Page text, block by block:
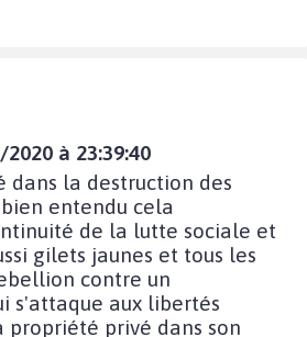
à 23:39:40
dans la destruction des
entendu cela
de la lutte sociale et
gilets jaunes et tous les
contre un
s'attaque aux libertés
propriété privé dans son